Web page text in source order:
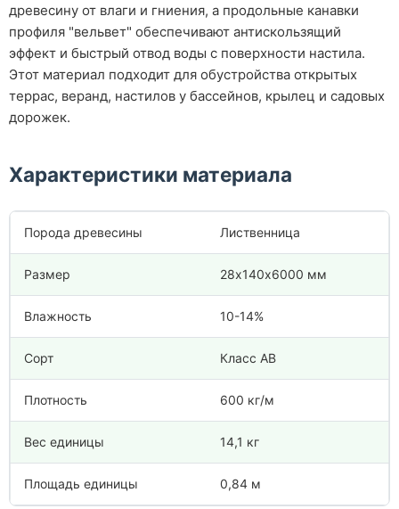
древесину от влаги и гниения, а продольные канавки
профиля "вельвет" обеспечивают антискользящий
эффект и быстрый отвод воды с поверхности настила.
Этот материал подходит для обустройства открытых
террас, веранд, настилов у бассейнов, крылец и садовых
дорожек.
Характеристики материала
Порода древесины Лиственница
Размер 28х140х6000 мм
Влажность 10-14%
Сорт Класс АВ
Плотность 600 кг/м
Вес единицы 14,1 кг
Площадь единицы 0,84 м